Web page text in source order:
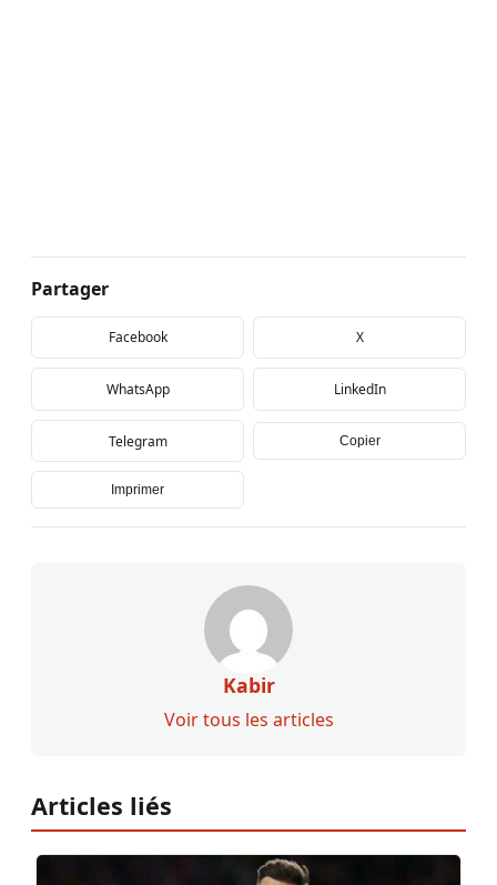
Partager
Facebook X
WhatsApp LinkedIn
Telegram Copier
Imprimer
Kabir
Voir tous les articles
Articles liés